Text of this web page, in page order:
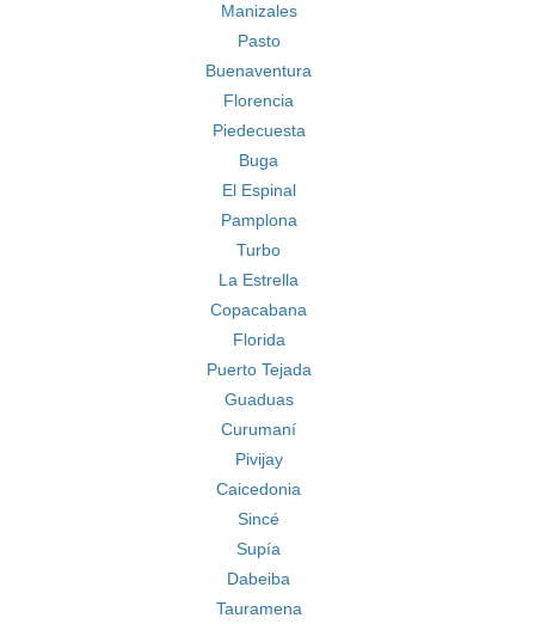
Manizales
Pasto
Buenaventura
Florencia
Piedecuesta
Buga
El Espinal
Pamplona
Turbo
La Estrella
Copacabana
Florida
Puerto Tejada
Guaduas
Curumaní
Pivijay
Caicedonia
Sincé
Supía
Dabeiba
Tauramena